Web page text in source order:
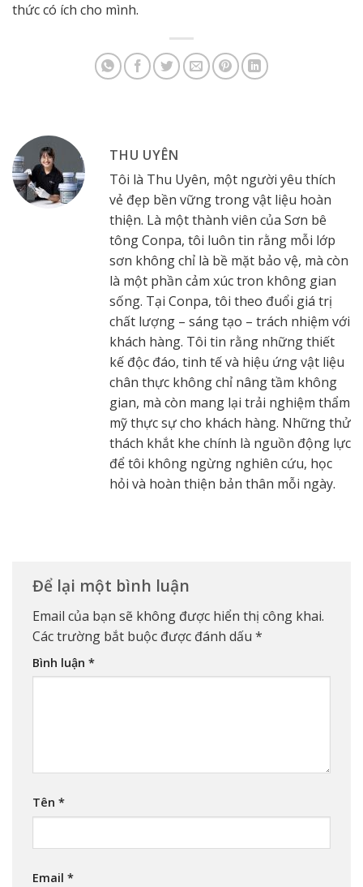
thức có ích cho mình.
THU UYÊN
Tôi là Thu Uyên, một người yêu thích
vẻ đẹp bền vững trong vật liệu hoàn
thiện. Là một thành viên của Sơn bê
tông Conpa, tôi luôn tin rằng mỗi lớp
sơn không chỉ là bề mặt bảo vệ, mà còn
là một phần cảm xúc tron không gian
sống. Tại Conpa, tôi theo đuổi giá trị
chất lượng – sáng tạo – trách nhiệm với
khách hàng. Tôi tin rằng những thiết
kế độc đáo, tinh tế và hiệu ứng vật liệu
chân thực không chỉ nâng tầm không
gian, mà còn mang lại trải nghiệm thẩm
mỹ thực sự cho khách hàng. Những thử
thách khắt khe chính là nguồn động lực
để tôi không ngừng nghiên cứu, học
hỏi và hoàn thiện bản thân mỗi ngày.
Để lại một bình luận
Email của bạn sẽ không được hiển thị công khai.
Các trường bắt buộc được đánh dấu *
Bình luận *
Tên *
Email *